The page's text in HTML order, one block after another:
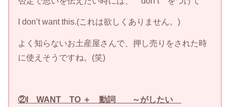
I don’t want this.(これは欲しくありません。)
よく知らないお土産屋さんで、押し売りをされた時
に使えそうですね。(笑)
②I WANT TO ＋ 動詞 ～がしたい